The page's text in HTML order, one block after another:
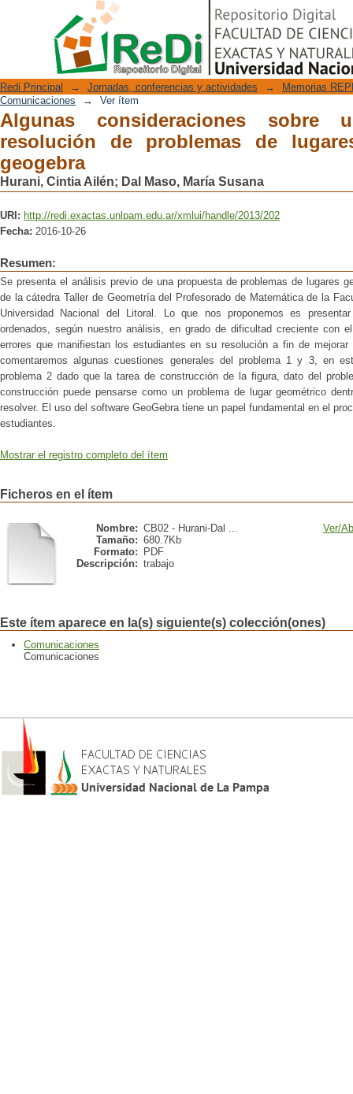
Algunas consideraciones sobre
lugares geométricos con geogebra
Repositorio Digital
Redi Principal → Jornadas, conferencias y actividades →
Memorias
Comunicaciones
→ Ver ítem
Algunas consideraciones sobre
resolución de problemas de
geogebra
Hurani, Cintia Ailén; Dal Maso, María Susana
URI: http://redi.exactas.unlpam.edu.ar/xmlui/handle/2013/202
Fecha: 2016-10-26
Resumen:
Se presenta el análisis previo de una propuesta de problemas de lugares
de la cátedra Taller de Geometría del Profesorado de Matemática de la
Universidad Nacional del Litoral. Lo que nos proponemos es
ordenados, según nuestro análisis, en grado de dificultad creciente con
errores que manifiestan los estudiantes en su resolución a fin de
comentaremos algunas cuestiones generales del problema 1 y 3, en
problema 2 dado que la tarea de construcción de la figura, dato del
construcción puede pensarse como un problema de lugar geométrico
resolver. El uso del software GeoGebra tiene un papel fundamental en el
estudiantes.
Mostrar el registro completo del ítem
Ficheros en el ítem
Nombre: CB02 - Hurani-Dal ...
Tamaño: 680.7Kb
Formato:
PDF
Descripción: trabajo
Ver/
Este ítem aparece en la(s) siguiente(s) colección(ones)
Comunicaciones
Comunicaciones